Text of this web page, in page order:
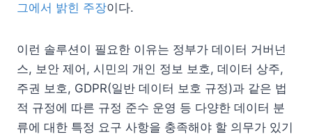
그에서 밝힌 주장이다.
이런 솔루션이 필요한 이유는 정부가 데이터 거버넌
스, 보안 제어, 시민의 개인 정보 보호, 데이터 상주,
주권 보호, GDPR(일반 데이터 보호 규정)과 같은 법
적 규정에 따른 규정 준수 운영 등 다양한 데이터 분
류에 대한 특정 요구 사항을 충족해야 할 의무가 있기